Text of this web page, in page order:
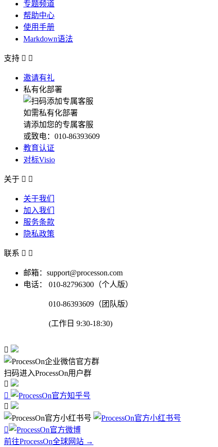
专题频道
帮助中心
使用手册
Markdown语法
支持  
邀请有礼
私有化部署
如需私有化部署
请添加您的专属客服
或致电：010-86393609
教育认证
对标Visio
关于  
关于我们
加入我们
服务条款
隐私政策
联系  
邮箱：support@processon.com
电话：
010-82796300（个人版）
010-86393609（团队版）
(工作日 9:30-18:30)

扫码进入ProcessOn用户群




前往ProcessOn全球网站 →